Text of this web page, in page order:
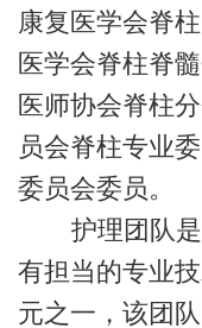
康复医学会脊
医学会脊柱脊
医师协会脊柱
员会脊柱专业
委员会委员。
护理团队
有担当的专业
元之一，该团